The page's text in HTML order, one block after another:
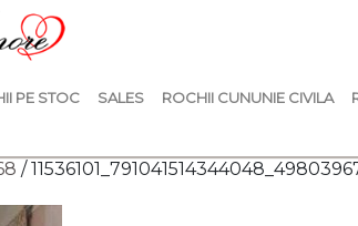
PE STOC SALES ROCHII CUNUNIE CIVILA
/